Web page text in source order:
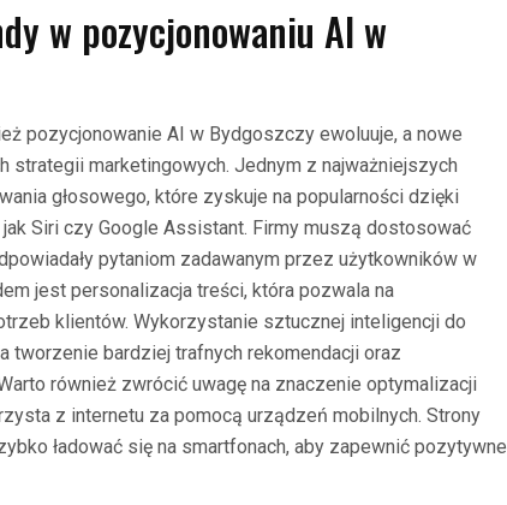
w pozycjonowaniu AI w
pozycjonowanie AI w Bydgoszczy ewoluuje, a nowe
strategii marketingowych. Jednym z najważniejszych
głosowego, które zyskuje na popularności dzięki
Siri czy Google Assistant. Firmy muszą dostosować
pytaniom zadawanym przez użytkowników w
jest personalizacja treści, która pozwala na
klientów. Wykorzystanie sztucznej inteligencji do
tworzenie bardziej trafnych rekomendacji oraz
również zwrócić uwagę na znaczenie optymalizacji
z internetu za pomocą urządzeń mobilnych. Strony
ładować się na smartfonach, aby zapewnić pozytywne